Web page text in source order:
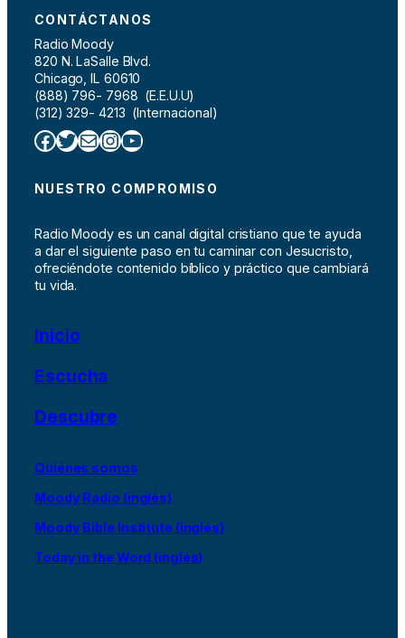
CONTÁCTANOS
Radio Moody
820 N. LaSalle Blvd.
Chicago, IL 60610
(888) 796- 7968 (E.E.U.U)
(312) 329- 4213 (Internacional)
Facebook Twitter Correo electrónico InstagramYouTube
NUESTRO COMPROMISO
Radio Moody es un canal digital cristiano que te ayuda
a dar el siguiente paso en tu caminar con Jesucristo,
ofreciéndote contenido bíblico y práctico que cambiará
tu vida.
Inicio
Escucha
Descubre
Quiénes somos
Moody Radio (inglés)
Moody Bible Institute (inglés)
Today in the Word (inglés)